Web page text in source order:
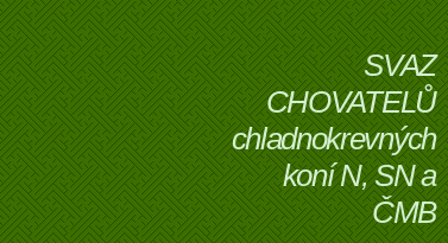
SVAZ
CHOVATELŮ
chladnokrevných
koní N, SN a
ČMB